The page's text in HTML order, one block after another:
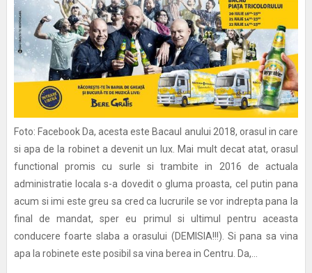
Foto: Facebook Da, acesta este Bacaul anului 2018, orasul in care
si apa de la robinet a devenit un lux. Mai mult decat atat, orasul
functional promis cu surle si trambite in 2016 de actuala
administratie locala s-a dovedit o gluma proasta, cel putin pana
acum si imi este greu sa cred ca lucrurile se vor indrepta pana la
final de mandat, sper eu primul si ultimul pentru aceasta
conducere foarte slaba a orasului (DEMISIA!!!). Si pana sa vina
apa la robinete este posibil sa vina berea in Centru. Da,...